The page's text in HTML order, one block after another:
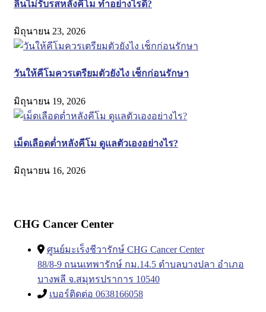
ลิ้นไม่รับรสหลังคีโม ทำอย่างไรดี?
มิถุนายน 23, 2026
วันให้คีโมควรเตรียมตัวยังไง เช็กก่อนรักษา
มิถุนายน 19, 2026
เม็ดเลือดต่ำหลังคีโม ดูแลตัวเองอย่างไร?
มิถุนายน 16, 2026
CHG Cancer Center
ศูนย์มะเร็งชีวารักษ์ CHG Cancer Center
88/8-9 ถนนเทพารักษ์ กม.14.5 ตำบลบางปลา อำเภอ
บางพลี จ.สมุทรปราการ 10540
เบอร์ติดต่อ 0638166058